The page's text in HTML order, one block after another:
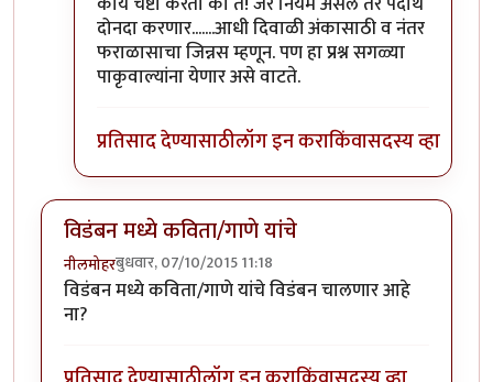
दोनदा करणार.......आधी दिवाळी अंकासाठी व नंतर
फराळासाचा जिन्नस म्हणून. पण हा प्रश्न सगळ्या
पाकृवाल्यांना येणार असे वाटते.
प्रतिसाद देण्यासाठीलॉग इन कराकिंवासदस्य व्हा
विडंबन मध्ये कविता/गाणे यांचे
नीलमोहरबुधवार, 07/10/2015 11:18
विडंबन मध्ये कविता/गाणे यांचे विडंबन चालणार आहे
ना?